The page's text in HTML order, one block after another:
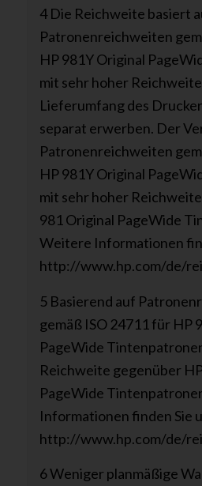
4 Die Reichweite basiert
Patronenreichweiten
HP 981Y Original
mit sehr hoher
Lieferumfang des
separat erwerben. Der
Patronenreichweiten
HP 981Y Original
mit sehr hoher
981 Original PageWide
Weitere Informationen
http://www.hp.com/de/
5 Basierend auf
gemäß ISO 24711 für HP
PageWide
Reichweite gegenüber
PageWide
Informationen finden Sie
http://www.hp.com/de/
6 Weniger planmäßige